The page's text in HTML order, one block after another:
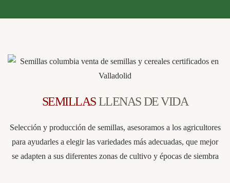
SEMILLASLLENAS DE VIDA
Selección y producción de semillas, asesoramos a los agricultores
para ayudarles a elegir las variedades más adecuadas, que mejor
se adapten a sus diferentes zonas de cultivo y épocas de siembra